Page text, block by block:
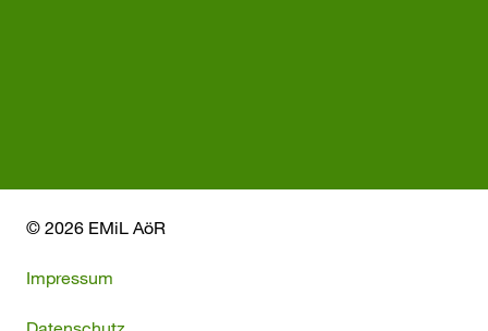
© 2026 EMiL AöR
Impressum